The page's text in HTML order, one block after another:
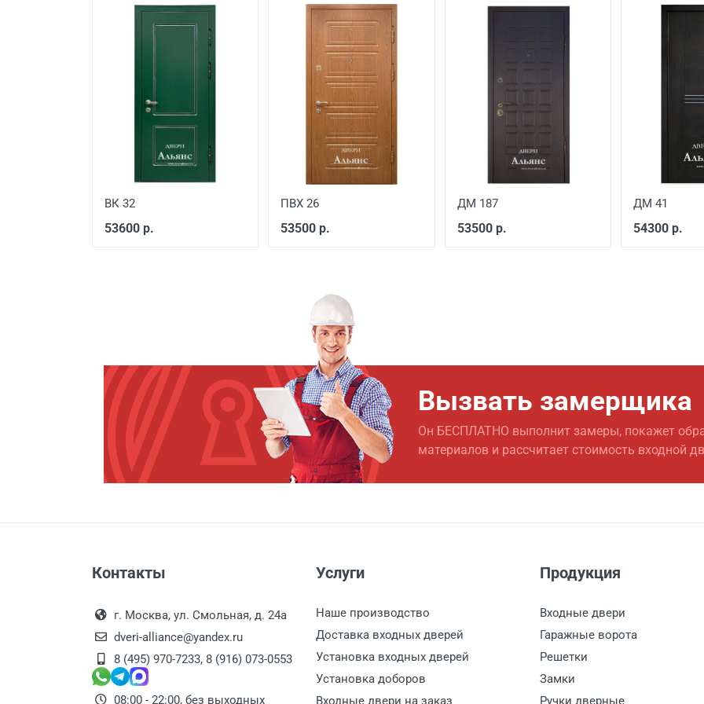
Подъем до квартиры 200 руб./этаж
Наименование вида работ
Демонтаж старой деревянной двери
Демонтаж старой металлической двери
Заделка швов монтажной пеной
Расширение проема
Сварочные работы от 1000
ВК 32
53600 р.
ПВХ 26
53500 р.
ДМ 187
53500 р.
ДМ 41
54300 р.
Вызвать замерщика
Он БЕСПЛАТНО выполнит замеры, покажет
материалов и рассчитает стоимость входной
Контакты
г. Москва, ул. Смольная, д. 24а
dveri-alliance@yandex.ru
8 (495) 970-7233, 8 (916) 073-0553
08:00 - 22:00, без выходных
Услуги
Наше производство
Доставка входных дверей
Установка входных дверей
Установка доборов
Входные двери на заказ
Продукция
Входные двери
Гаражные ворота
Решетки
Замки
Ручки дверные